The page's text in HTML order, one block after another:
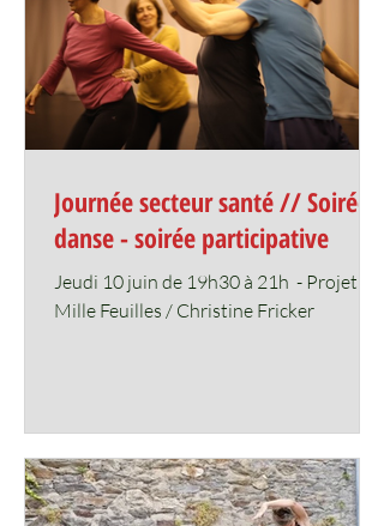
Journée secteur santé // Soirée
danse - soirée participative
Jeudi 10 juin de 19h30 à 21h ​ - Projet
Mille Feuilles / Christine Fricker